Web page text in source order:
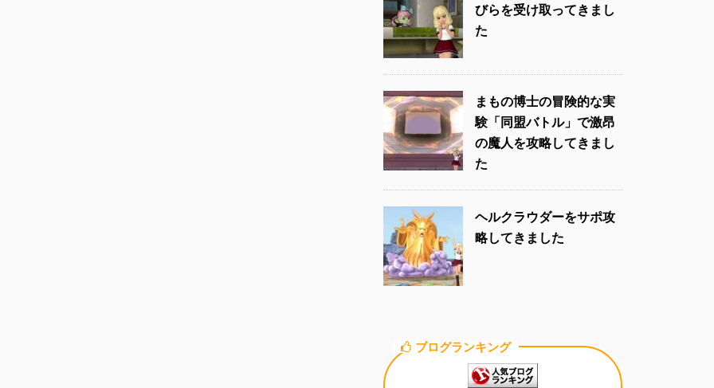
びらを受け取ってきまし
た
まもの博士の冒険的な実
験「同盟バトル」で激昂
の魔人を攻略してきまし
た
ヘルクラウダーをサポ攻
略してきました
ブログランキング